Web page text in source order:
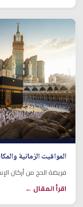
المواقيت الزمانية
فريضة الحج من أركان
اقرأ المقال ←